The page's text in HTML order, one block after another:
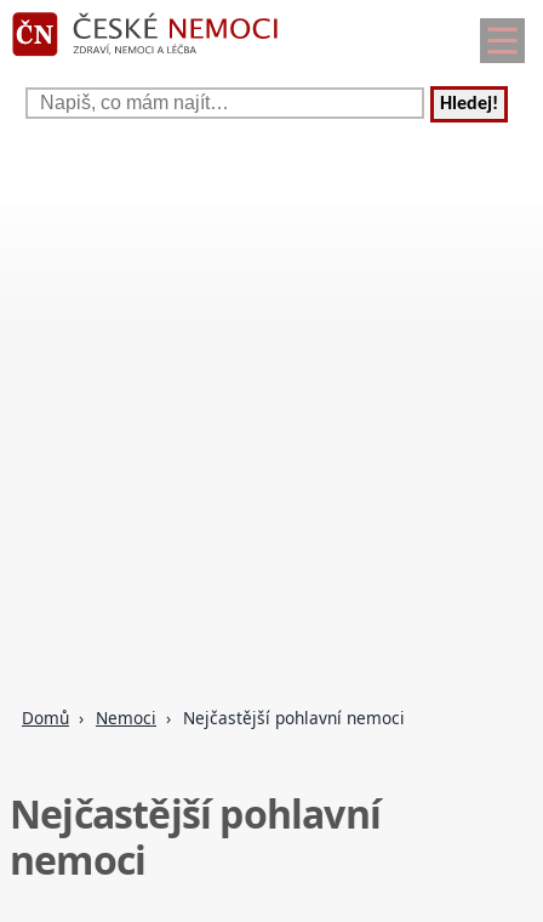
Hledej!
Domů Nemoci Nejčastější pohlavní nemoci
Nejčastější pohlavní
nemoci